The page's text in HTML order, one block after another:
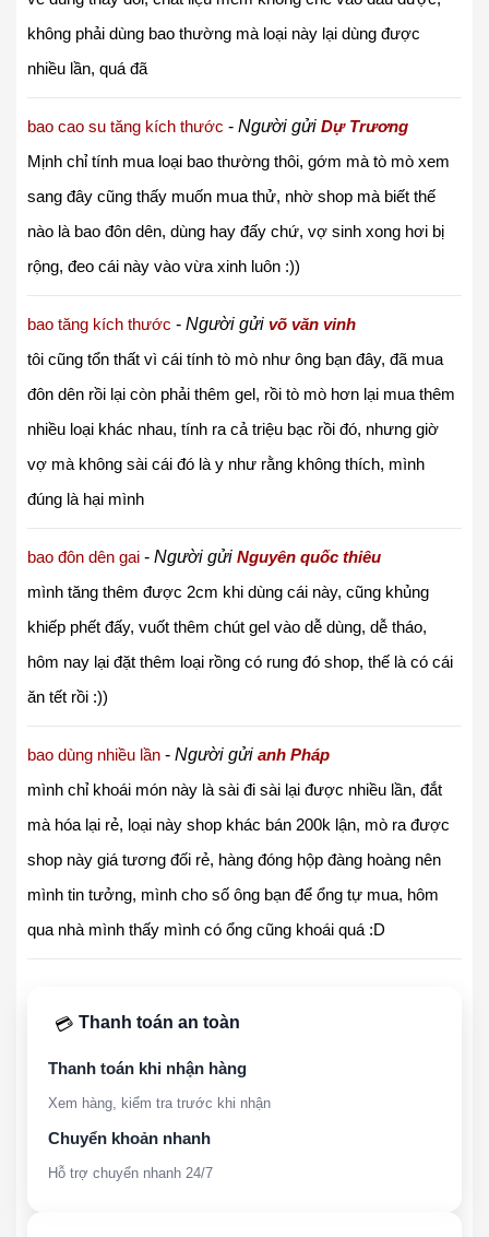
không phải dùng bao thường mà loại này lại dùng được
nhiều lần, quá đã
bao cao su tăng kích thước - Người gửi Dự Trương
Mịnh chỉ tính mua loại bao thường thôi, gớm mà tò mò xem
sang đây cũng thấy muốn mua thử, nhờ shop mà biết thế
nào là bao đôn dên, dùng hay đấy chứ, vợ sinh xong hơi bị
rộng, đeo cái này vào vừa xinh luôn :))
bao tăng kích thước - Người gửi võ văn vinh
tôi cũng tổn thất vì cái tính tò mò như ông bạn đây, đã mua
đôn dên rồi lại còn phải thêm gel, rồi tò mò hơn lại mua thêm
nhiều loại khác nhau, tính ra cả triệu bạc rồi đó, nhưng giờ
vợ mà không sài cái đó là y như rằng không thích, mình
đúng là hại mình
bao đôn dên gai - Người gửi Nguyên quốc thiêu
mình tăng thêm được 2cm khi dùng cái này, cũng khủng
khiếp phết đấy, vuốt thêm chút gel vào dễ dùng, dễ tháo,
hôm nay lại đặt thêm loại rồng có rung đó shop, thế là có cái
ăn tết rồi :))
bao dùng nhiều lần - Người gửi anh Pháp
mình chỉ khoái món này là sài đi sài lại được nhiều lần, đắt
mà hóa lại rẻ, loại này shop khác bán 200k lận, mò ra được
shop này giá tương đối rẻ, hàng đóng hộp đàng hoàng nên
mình tin tưởng, mình cho số ông bạn để ổng tự mua, hôm
qua nhà mình thấy mình có ổng cũng khoái quá :D
💳 Thanh toán an toàn
Thanh toán khi nhận hàng
Xem hàng, kiểm tra trước khi nhận
Chuyển khoản nhanh
Hỗ trợ chuyển nhanh 24/7